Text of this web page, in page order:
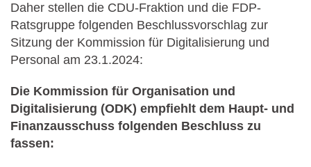
Daher stellen die CDU-Fraktion und die FDP-
Ratsgruppe folgenden Beschlussvorschlag zur
Sitzung der Kommission für Digitalisierung und
Personal am 23.1.2024:
Die Kommission für Organisation und
Digitalisierung (ODK) empfiehlt dem Haupt- und
Finanzausschuss folgenden Beschluss zu
fassen: